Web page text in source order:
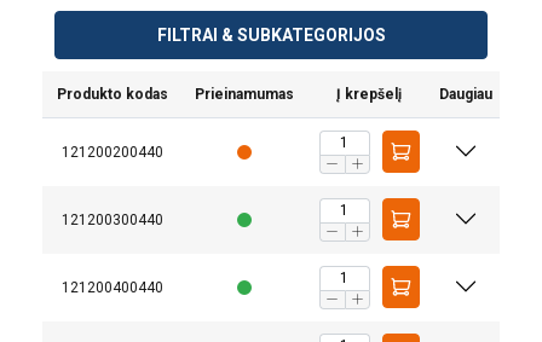
FILTRAI & SUBKATEGORIJOS
Produkto kodas Prieinamumas Į krepšelį Daugiau
121200200440
121200300440
121200400440
Universalus pritaikymas: